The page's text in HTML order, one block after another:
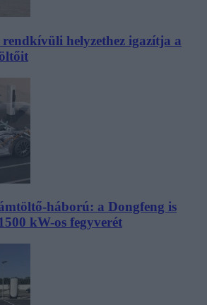
helyzethez igazítja a
háború: a Dongfeng is
kW-os fegyverét